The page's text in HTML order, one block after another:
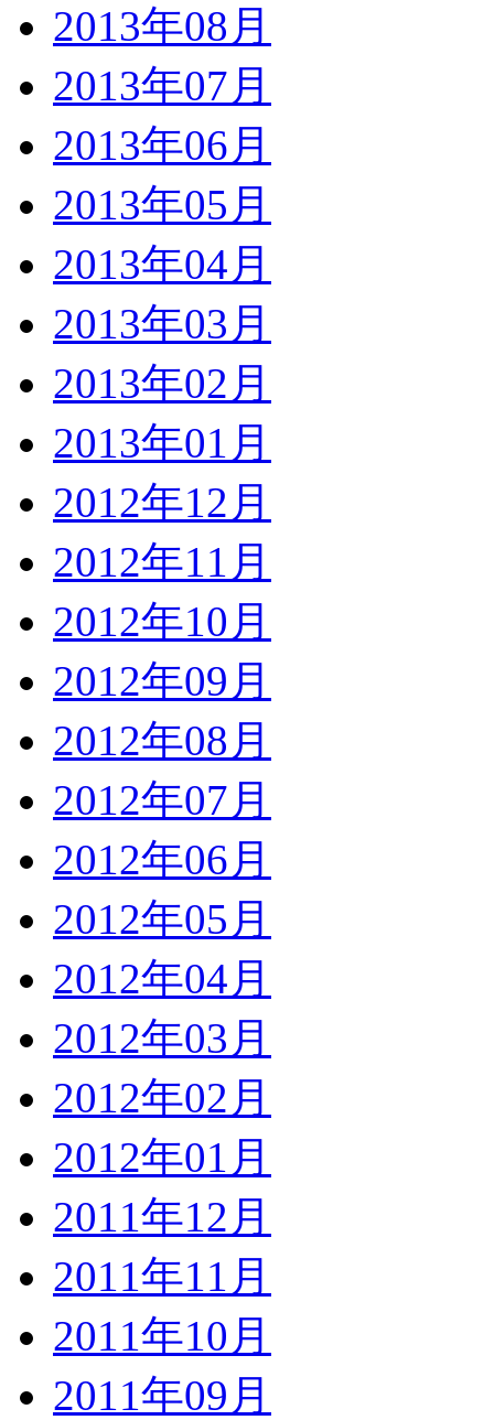
2013年08月
2013年07月
2013年06月
2013年05月
2013年04月
2013年03月
2013年02月
2013年01月
2012年12月
2012年11月
2012年10月
2012年09月
2012年08月
2012年07月
2012年06月
2012年05月
2012年04月
2012年03月
2012年02月
2012年01月
2011年12月
2011年11月
2011年10月
2011年09月